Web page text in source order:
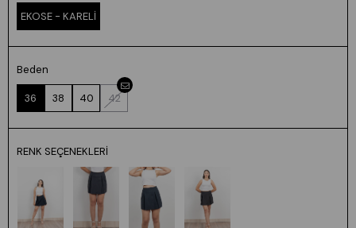
EKOSE - KARELİ
Beden
36 38 40 42
RENK SEÇENEKLERI